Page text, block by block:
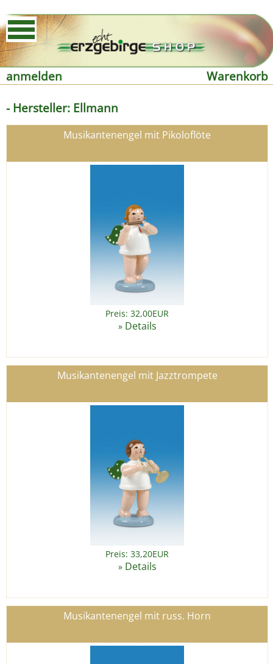
anmelden
Warenkorb
- Hersteller: Ellmann
Musikantenengel mit Pikoloflöte
Preis: 32,00EUR
» Details
Musikantenengel mit Jazztrompete
Preis: 33,20EUR
» Details
Musikantenengel mit russ. Horn